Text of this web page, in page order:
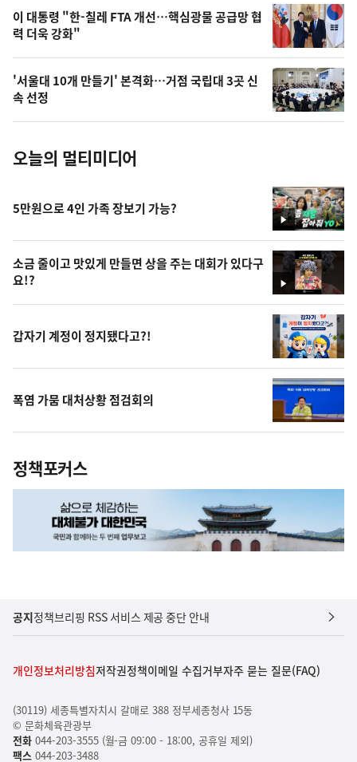
오
늘
의
사
진
이 대통령 "한-칠레 FTA 개선…핵심광물 공급망 협
력 더욱 강화"
'서울대 10개 만들기' 본격화…거점 국립대 3곳 신
속 선정
오늘의 멀티미디어
영
상
5만원으로 4인 가족 장보기 가능?
영
상
소금 줄이고 맛있게 만들면 상을 주는 대회가 있다구
요!?
갑자기 계정이 정지됐다고?!
폭염 가뭄 대처상황 점검회의
정책포커스
공지정책브리핑 RSS 서비스 제공 중단 안내
개인정보처리방침저작권정책이메일 수집거부자주 묻는 질문(FAQ)
(30119) 세종특별자치시 갈매로 388 정부세종청사 15동
© 문화체육관광부
전화044-203-3555 (월-금 09:00 - 18:00, 공휴일 제외)
팩스044-203-3488